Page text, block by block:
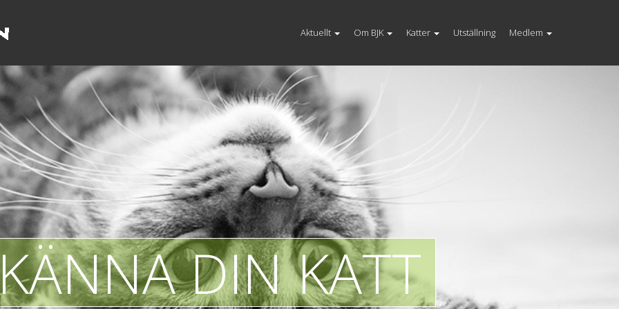
Aktuellt Om BJK Katter Utställning Medlem
DIN KATT